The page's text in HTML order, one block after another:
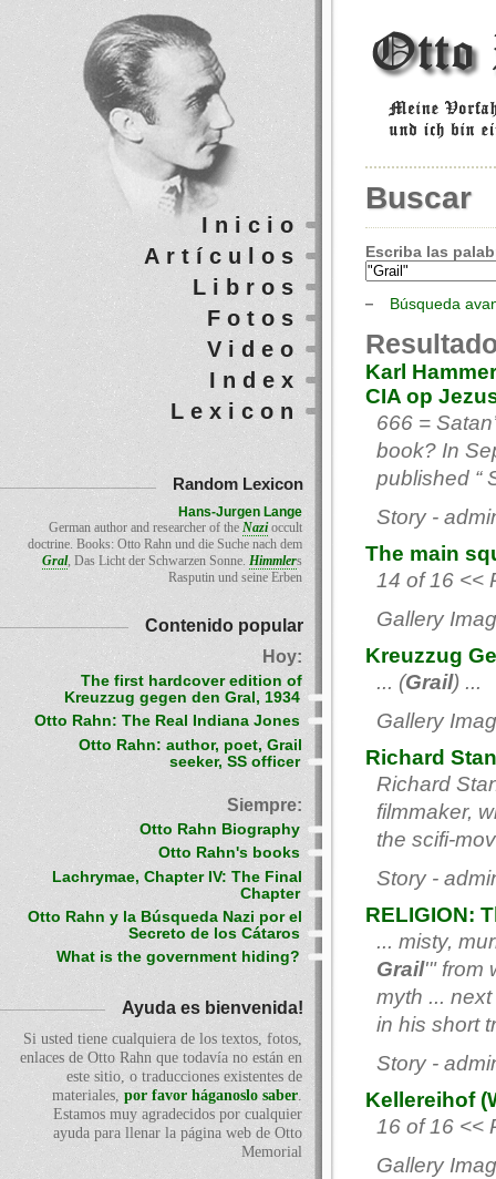
Buscar
Escriba las
Búsqueda
Karl
CIA op
666 =
book? In
published “
Story -
The main
14 of 16 <<
Gallery
Kreuzzug
... (Grail) ...
Gallery
Richard
Richard
filmmaker,
the scifi-
Story -
RELIGION:
... misty,
Grail'" from
myth ...
in his short
Story -
Kellereihof
16 of 16 <<
Gallery
Inicio
Artículos
Libros
Fotos
Video
Index
Lexicon
Random Lexicon
Hans-Jurgen Lange
German author and researcher of the Nazioccult
doctrine. Books: Otto Rahn und die Suche nach dem
Gral, Das Licht der Schwarzen Sonne. Himmlers
Rasputin und seine Erben
Contenido popular
Hoy:
The first hardcover edition of
Kreuzzug gegen den Gral, 1934
Otto Rahn: The Real Indiana Jones
Otto Rahn: author, poet, Grail
seeker, SS officer
Siempre:
Otto Rahn Biography
Otto Rahn's books
Lachrymae, Chapter IV: The Final
Chapter
Otto Rahn y la Búsqueda Nazi por el
Secreto de los Cátaros
What is the government hiding?
Ayuda es bienvenida!
Si usted tiene cualquiera de los textos, fotos,
enlaces de Otto Rahn que todavía no están en
este sitio, o traducciones existentes de
materiales, por favor háganoslo saber.
Estamos muy agradecidos por cualquier
ayuda para llenar la página web de Otto
Memorial